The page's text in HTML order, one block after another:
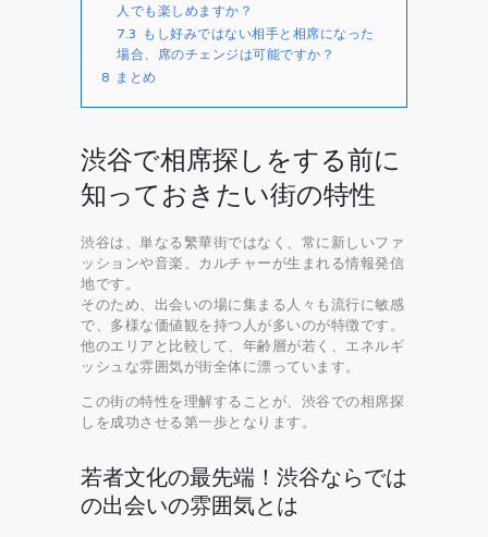
人でも楽しめますか？
7.3 もし好みではない相手と相席になった
場合、席のチェンジは可能ですか？
8 まとめ
渋谷で相席探しをする前に
知っておきたい街の特性
渋谷は、単なる繁華街ではなく、常に新しいファ
ッションや音楽、カルチャーが生まれる情報発信
地です。
そのため、出会いの場に集まる人々も流行に敏感
で、多様な価値観を持つ人が多いのが特徴です。
他のエリアと比較して、年齢層が若く、エネルギ
ッシュな雰囲気が街全体に漂っています。
この街の特性を理解することが、渋谷での相席探
しを成功させる第一歩となります。
若者文化の最先端！渋谷ならでは
の出会いの雰囲気とは